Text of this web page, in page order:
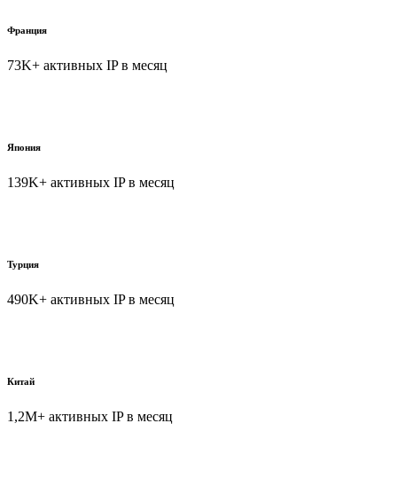
Франция
73K+ активных IP в месяц
Япония
139K+ активных IP в месяц
Турция
490K+ активных IP в месяц
Китай
1,2M+ активных IP в месяц